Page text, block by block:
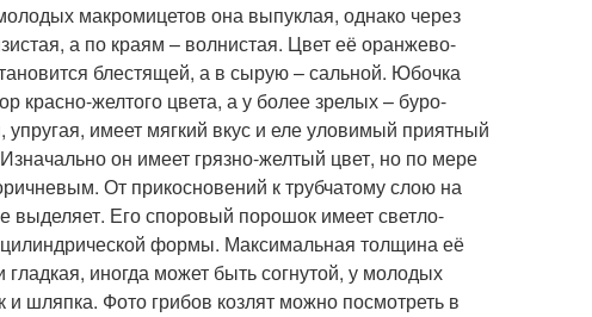
макромицетов она выпуклая, однако через
а по краям – волнистая. Цвет её оранжево-
блестящей, а в сырую – сальной. Юбочка
красно-желтого цвета, а у более зрелых – буро-
имеет мягкий вкус и еле уловимый приятный
он имеет грязно-желтый цвет, но по мере
От прикосновений к трубчатому слою на
выделяет. Его споровый порошок имеет светло-
формы. Максимальная толщина её
иногда может быть согнутой, у молодых
и шляпка. Фото грибов козлят можно посмотреть в